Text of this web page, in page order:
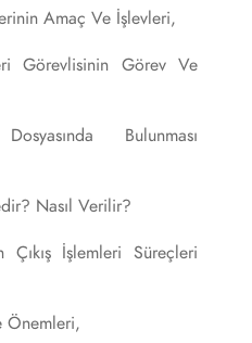
Amaç Ve İşlevleri,
Görevlisinin Görev Ve
Bulunması
Nasıl Verilir?
Çıkış İşlemleri Süreçleri
Önemleri,